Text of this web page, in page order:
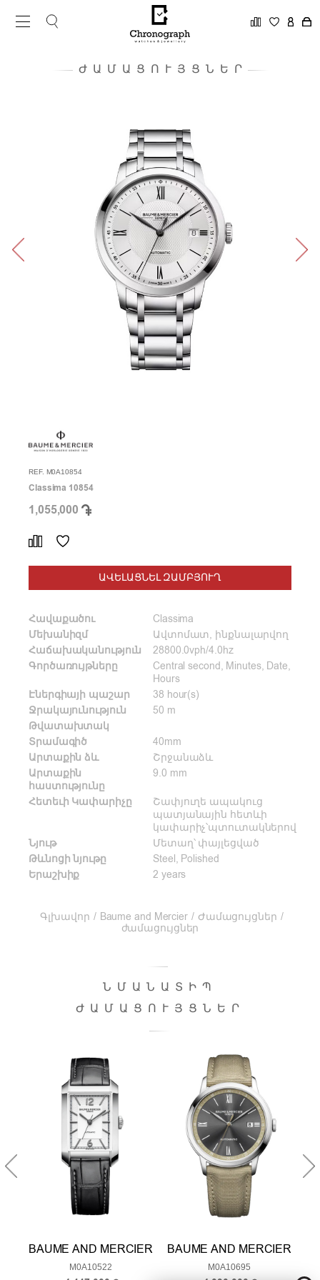
ԺԱՄԱՑՈՒՅՑՆԵՐ
REF. M0A10854
Classima 10854
1,055,000
ԱՎԵԼԱՑՆԵԼ ԶԱՄԲՅՈՒՂ
Հավաքածու
Classima
Մեխանիզմ
Ավտոմատ, ինքնալարվող
Հաճախականություն
28800.0vph/4.0hz
Գործառույթները
Central second, Minutes, Date,
Hours
Էներգիայի պաշար
38 hour(s)
Ջրակայունություն
50 m
Թվատախտակ
Տրամագիծ
40mm
Արտաքին ձև
Շրջանաձև
Արտաքին
հաստությունը
9.0 mm
Հետեւի Կափարիչը
Շափյուղե ապակուց
պատյանային հետևի
կափարիչ՝պտուտակներով
Նյութ
Մետաղ՝ փայլեցված
Թևնոցի նյութը
Steel, Polished
Երաշխիք
2 years
Գլխավոր / Baume and Mercier / Ժամացույցներ /
ժամացույցներ
ՆՄԱՆԱՏԻՊ
ԺԱՄԱՑՈՒՅՑՆԵՐ
BAUME AND MERCIER
M0A10522
BAUME AND MERCIER
M0A10695